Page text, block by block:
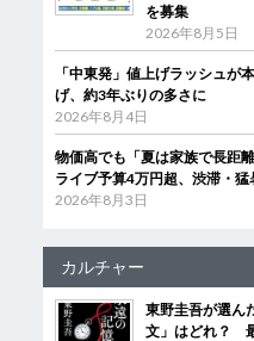
を募集
2026年8月5日
「中東発」値上げラッシュ
げ、約3年ぶりの多さに
2026年8月4日
物価高でも「夏は家族で長距
ライブ予算4万円超、渋滞・
2026年8月3日
カルチャー
東野圭吾が選ん
文」はどれ？